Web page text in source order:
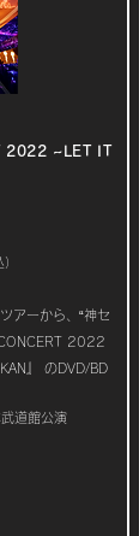
2022 ~LET IT
アーから、“神セ
CONCERT 2022
』 のDVD/BD
道館公演